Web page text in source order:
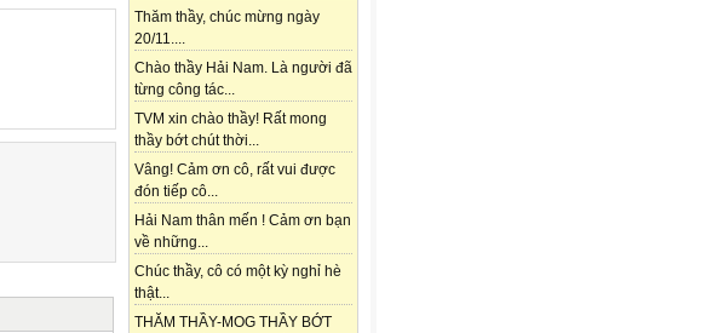
Thăm thầy, chúc mừng ngày
20/11....
Chào thầy Hải Nam. Là người đã
từng công tác...
TVM xin chào thầy! Rất mong
thầy bớt chút thời...
Vâng! Cảm ơn cô, rất vui được
đón tiếp cô...
Hải Nam thân mến ! Cảm ơn bạn
về những...
Chúc thầy, cô có một kỳ nghỉ hè
thật...
THĂM THẦY-MOG THẦY BỚT